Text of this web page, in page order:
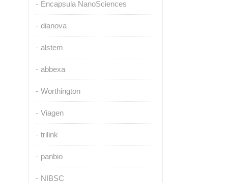
Encapsula NanoSciences
dianova
alstem
abbexa
Worthington
Viagen
trilink
panbio
NIBSC